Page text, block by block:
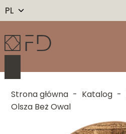
PL
Strona główna - Katalog -
Olsza Beż Owal